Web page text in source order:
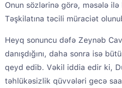
Onun sözlərinə görə, məsələ
Təşkilatına təcili müraciət
Heyq sonuncu dəfə Zeynəb
danışdığını, daha sonra isə
qeyd edib. Vəkil iddia edir ki,
təhlükəsizlik qüvvələri gecə